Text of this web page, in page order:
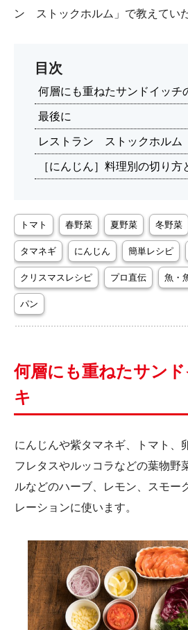
ン ストックホルム」で教えてい
目次
何層にも重ねたサンドイッチ
最後に
レストラン ストックホルム
［にんじん］料理別の切り方
トマト 春野菜 夏野菜 冬野菜
タマネギ にんじん 簡単レシピ
クリスマスレシピ プロ直伝 魚・
パン
何層にも重ねたサン
キ
にんじんや紫タマネギ、トマト、
フレタスやルッコラなどの葉物野
ルなどのハーブ、レモン、スモー
レーションに使います。